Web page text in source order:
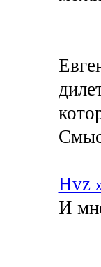
Hvz
И